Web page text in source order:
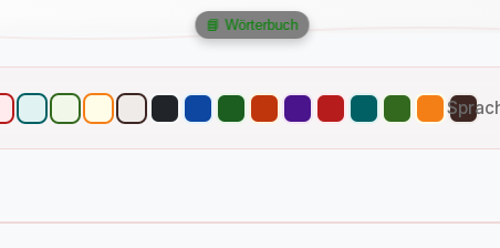
📘 Wörterbuch